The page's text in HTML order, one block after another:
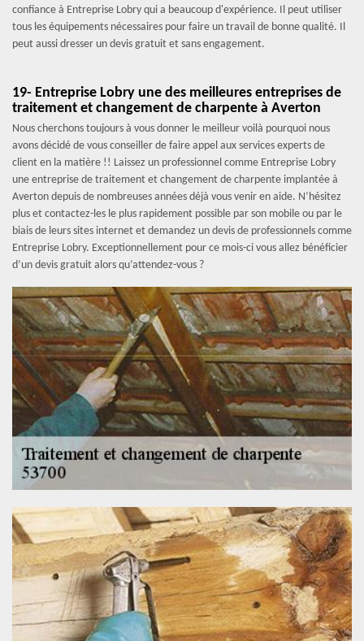
confiance à Entreprise Lobry qui a beaucoup d'expérience. Il peut utiliser
tous les équipements nécessaires pour faire un travail de bonne qualité. Il
peut aussi dresser un devis gratuit et sans engagement.
19- Entreprise Lobry une des meilleures entreprises de
traitement et changement de charpente à Averton
Nous cherchons toujours à vous donner le meilleur voilà pourquoi nous
avons décidé de vous conseiller de faire appel aux services experts de
client en la matière !! Laissez un professionnel comme Entreprise Lobry
une entreprise de traitement et changement de charpente implantée à
Averton depuis de nombreuses années déjà vous venir en aide. N’hésitez
plus et contactez-les le plus rapidement possible par son mobile ou par le
biais de leurs sites internet et demandez un devis de professionnels comme
Entreprise Lobry. Exceptionnellement pour ce mois-ci vous allez bénéficier
d’un devis gratuit alors qu’attendez-vous ?